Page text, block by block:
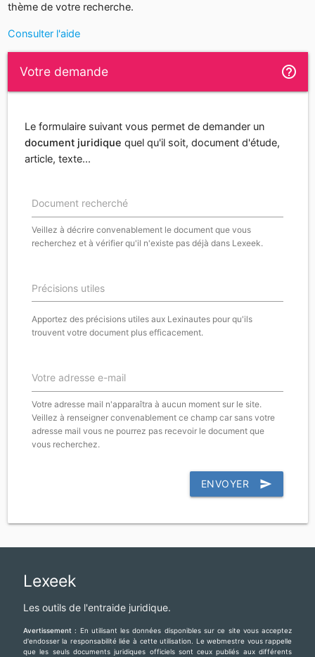
thème de votre recherche.
Consulter l'aide
Votre demande help_outline
Le formulaire suivant vous permet de demander un
document juridique quel qu'il soit, document d'étude,
article, texte...
Document recherché
Veillez à décrire convenablement le document que vous
recherchez et à vérifier qu'il n'existe pas déjà dans Lexeek.
Précisions utiles
Apportez des précisions utiles aux Lexinautes pour qu'ils
trouvent votre document plus efficacement.
Votre adresse e-mail
Votre adresse mail n'apparaîtra à aucun moment sur le site.
Veillez à renseigner convenablement ce champ car sans votre
adresse mail vous ne pourrez pas recevoir le document que
vous recherchez.
ENVOYER send
Lexeek
Les outils de l'entraide juridique.
Avertissement : En utilisant les données disponibles sur ce site vous acceptez
d'endosser la responsabilité liée à cette utilisation. Le webmestre vous rappelle
que les seuls documents juridiques officiels sont ceux publiés aux différents